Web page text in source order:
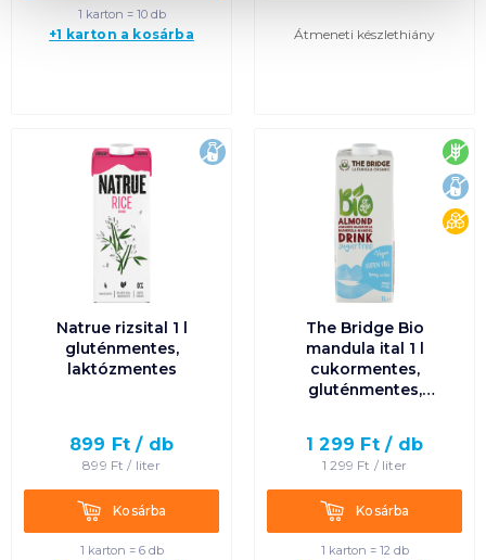
1 karton = 10 db
+1 karton a kosárba Átmeneti készlethiány
laktózmentes
Natrue rizsital 1 l
gluténmentes,
laktózmentes
899 Ft / db
899 Ft / liter
KosárbaKosárba
1 karton = 6 db
The Bridge Bio
mandula ital 1 l
cukormentes,
gluténmentes,
1 299 Ft / db
1 299 Ft / liter
KosárbaKosárba
1 karton = 12 db